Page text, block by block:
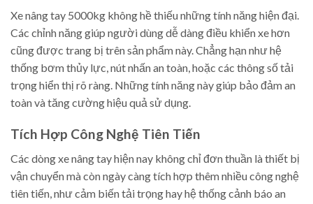
Xe nâng tay 5000kg không hề thiếu những tính năng hiện đại.
Các chỉnh năng giúp người dùng dễ dàng điều khiển xe hơn
cũng được trang bị trên sản phẩm này. Chẳng hạn như hệ
thống bơm thủy lực, nút nhấn an toàn, hoặc các thông số tải
trọng hiển thị rõ ràng. Những tính năng này giúp bảo đảm an
toàn và tăng cường hiệu quả sử dụng.
Tích Hợp Công Nghệ Tiên Tiến
Các dòng xe nâng tay hiện nay không chỉ đơn thuần là thiết bị
vận chuyển mà còn ngày càng tích hợp thêm nhiều công nghệ
tiên tiến, như cảm biến tải trọng hay hệ thống cảnh báo an